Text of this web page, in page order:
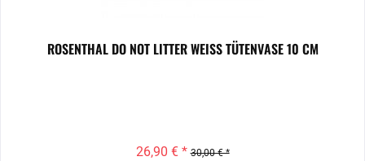
ROSENTHAL DO NOT LITTER WEISS TÜTENVASE 10 CM
26,90 € * 30,00 € *